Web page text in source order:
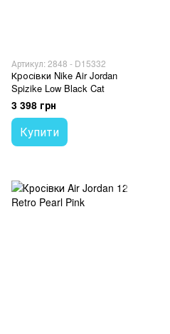
Артикул: 2848 - D15332
Кросівки Nike Air Jordan
Spizike Low Black Cat
3 398 грн
Купити